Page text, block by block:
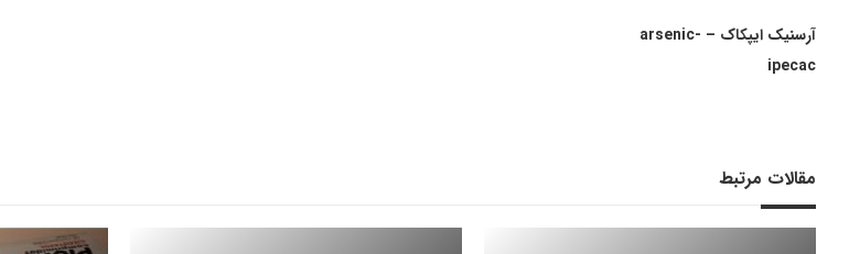
آرسنیک ایپکاک – arsenic-
ipecac
مقالات مرتبط